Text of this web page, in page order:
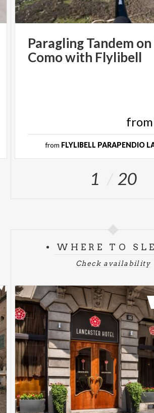
ParaglingTandem on
Comowith Flylibell
from
from FLYLIBELL PARAPENDIO
1 20
WHERE TO
Check availability